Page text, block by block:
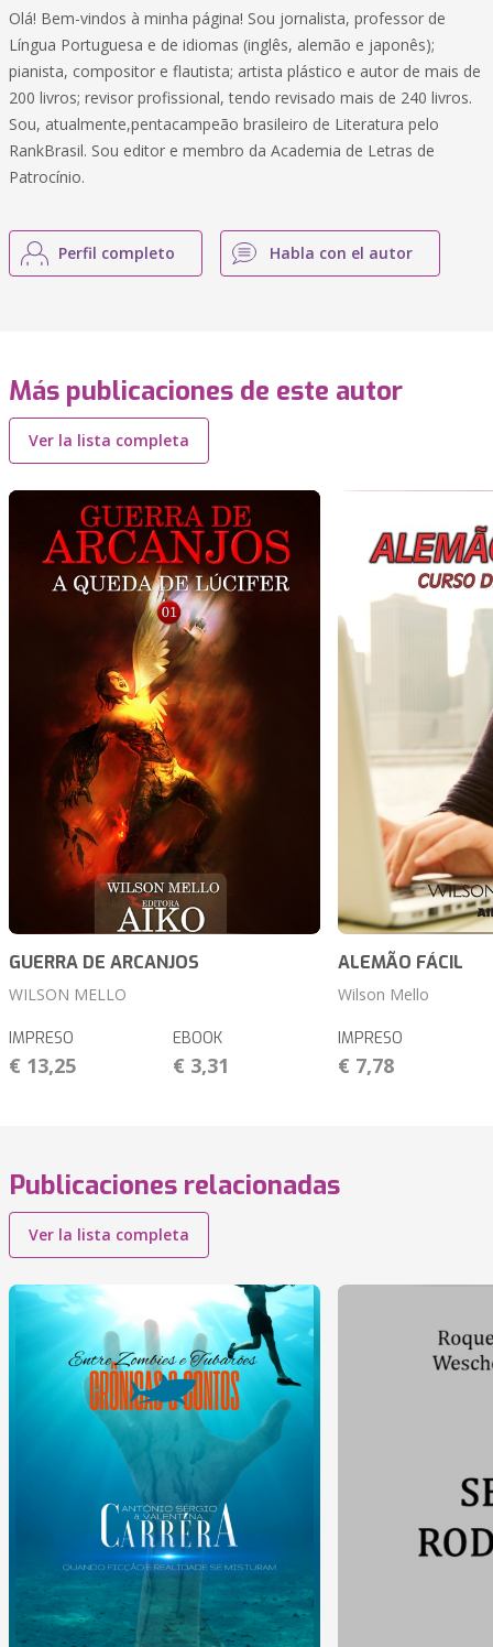
Olá! Bem-vindos à minha página! Sou jornalista, professor de
Língua Portuguesa e de idiomas (inglês, alemão e japonês);
pianista, compositor e flautista; artista plástico e autor de mais de
200 livros; revisor profissional, tendo revisado mais de 240 livros.
Sou, atualmente,pentacampeão brasileiro de Literatura pelo
RankBrasil. Sou editor e membro da Academia de Letras de
Patrocínio.
Perfil completo Habla con el autor
Más publicaciones de este autor
Ver la lista completa
GUERRA DE ARCANJOS
WILSON MELLO
IMPRESO
€ 13,25
EBOOK
€ 3,31
ALEMÃO FÁCIL
Wilson Mello
IMPRESO
€ 7,78
Publicaciones relacionadas
Ver la lista completa